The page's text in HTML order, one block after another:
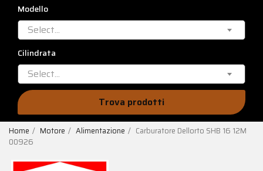
Modello
Select...
Cilindrata
Select...
Trova prodotti
Home Motore Alimentazione
Carburatore Dellorto SHB 16 12M
00926